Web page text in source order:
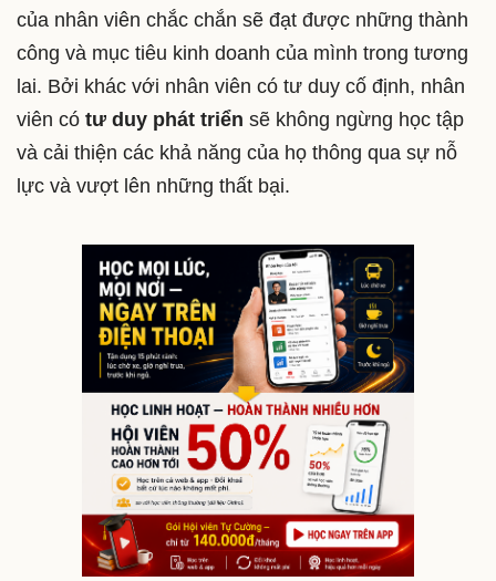
của nhân viên chắc chắn sẽ đạt được những thành
công và mục tiêu kinh doanh của mình trong tương
lai. Bởi khác với nhân viên có tư duy cố định, nhân
viên có tư duy phát triển sẽ không ngừng học tập
và cải thiện các khả năng của họ thông qua sự nỗ
lực và vượt lên những thất bại.